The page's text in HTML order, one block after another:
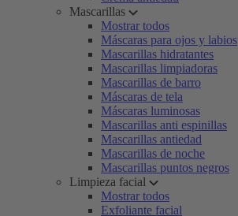
Mascarillas
Mostrar todos
Máscaras para ojos y labios
Mascarillas hidratantes
Mascarillas limpiadoras
Mascarillas de barro
Máscaras de tela
Máscaras luminosas
Mascarillas anti espinillas
Mascarillas antiedad
Mascarillas de noche
Mascarillas puntos negros
Limpieza facial
Mostrar todos
Exfoliante facial